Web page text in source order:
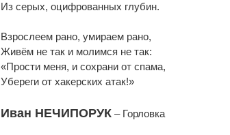
Из серых, оцифрованных глубин.
Взрослеем рано, умираем рано,
Живём не так и молимся не так:
«Прости меня, и сохрани от спама,
Убереги от хакерских атак!»
Иван НЕЧИПОРУК – Горловка